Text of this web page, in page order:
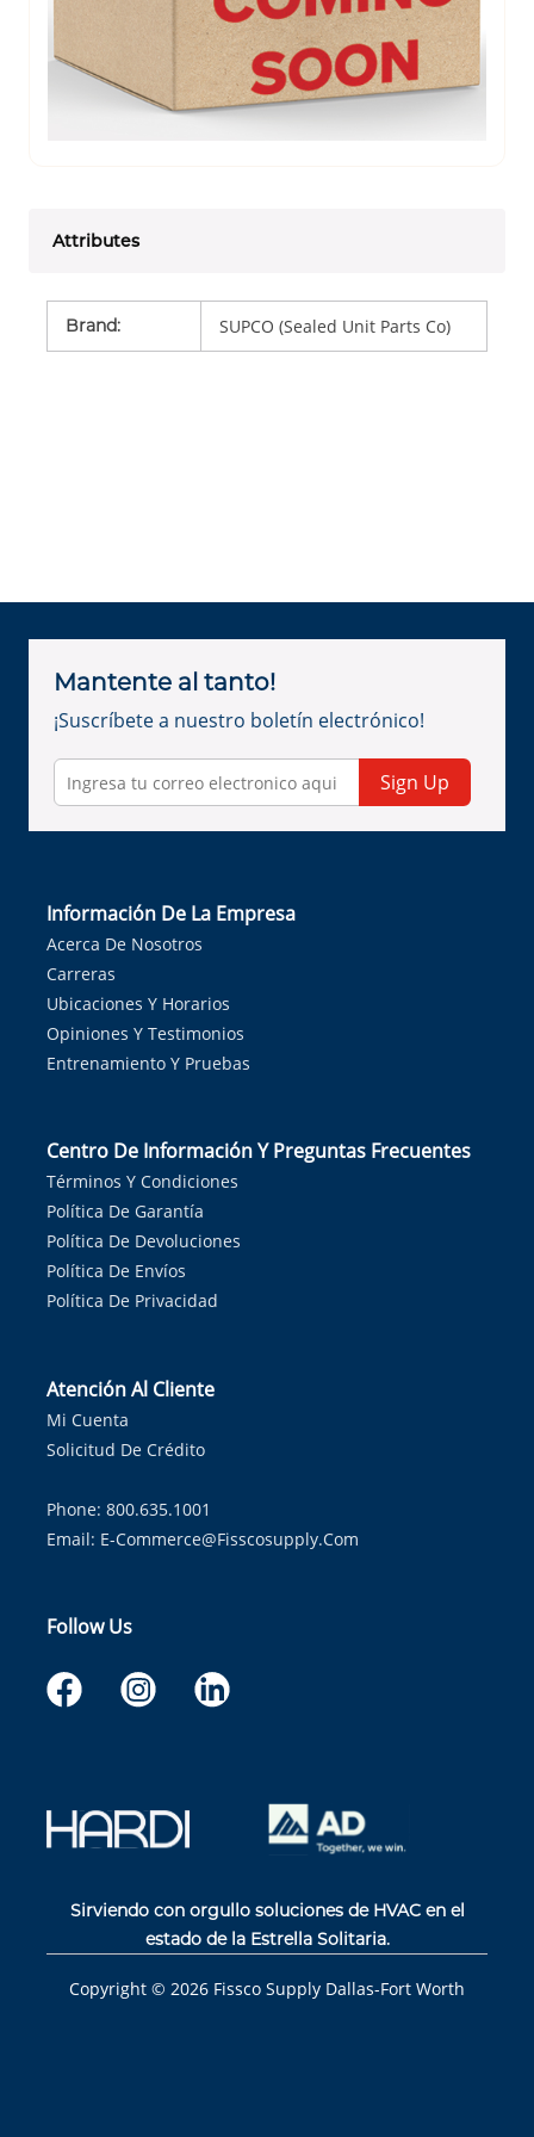
Attributes
Brand: SUPCO (Sealed Unit Parts Co)
Mantente al tanto!
¡Suscríbete a nuestro boletín electrónico!
Sign Up
Información De La Empresa
Acerca De Nosotros
Carreras
Ubicaciones Y Horarios
Opiniones Y Testimonios
Entrenamiento Y Pruebas
Centro De Información Y Preguntas Frecuentes
Términos Y Condiciones
Política De Garantía
Política De Devoluciones
Política De Envíos
Política De Privacidad
Atención Al Cliente
Mi Cuenta
Solicitud De Crédito
Phone: 800.635.1001
Email: E-Commerce@fisscosupply.com
Follow Us
Sirviendo con orgullo soluciones de HVAC en el
estado de la Estrella Solitaria.
Copyright © 2026 Fissco Supply Dallas-Fort Worth